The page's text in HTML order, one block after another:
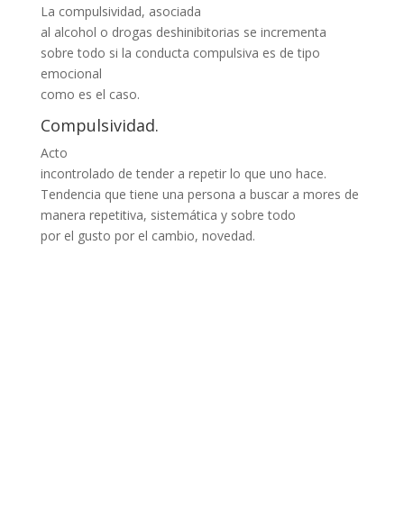
La compulsividad, asociada
al alcohol o drogas deshinibitorias se incrementa
sobre todo si la conducta compulsiva es de tipo
emocional
como es el caso.
Compulsividad.
Acto
incontrolado de tender a repetir lo que uno hace.
Tendencia que tiene una persona a buscar a mores de
manera repetitiva, sistemática y sobre todo
por el gusto por el cambio, novedad.